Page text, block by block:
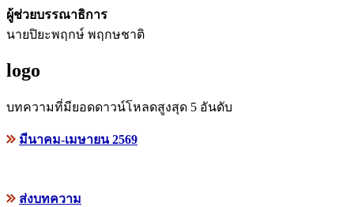
ผู้ช่วยบรรณาธิการ
นายปิยะพฤกษ์ พฤกษชาติ
logo
บทความที่มียอดดาวน์โหลดสูงสุด 5 อันดับ
มีนาคม-เมษายน 2569
ส่งบทความ